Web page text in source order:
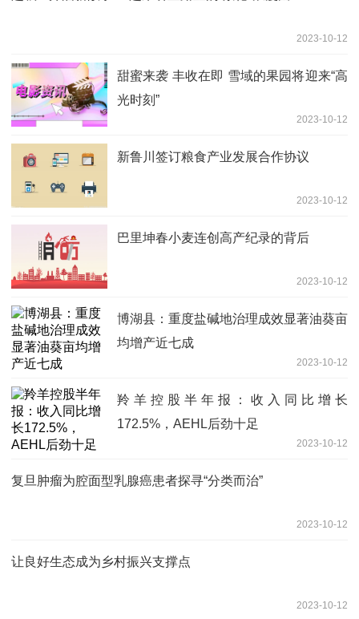
2023-10-12
甜蜜来袭 丰收在即 雪域的果园将迎来“高
光时刻”
2023-10-12
新鲁川签订粮食产业发展合作协议
2023-10-12
巴里坤春小麦连创高产纪录的背后
2023-10-12
博湖县：重度盐碱地治理成效显著油葵亩
均增产近七成
2023-10-12
羚羊控股半年报：收入同比增长
172.5%，AEHL后劲十足
2023-10-12
复旦肿瘤为腔面型乳腺癌患者探寻“分类而治”
2023-10-12
让良好生态成为乡村振兴支撑点
2023-10-12